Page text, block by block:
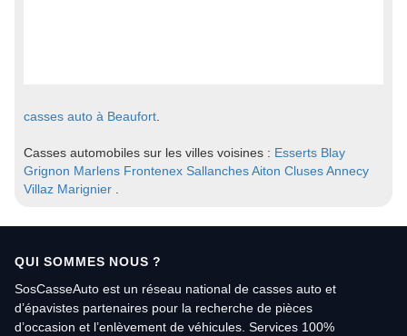
casses auto à Beaufort
Casses automobiles sur les villes voisines : Esserts Blay
Grignon Marlens Frontenex SallanchesAiton ClusesAnnecy
Villaz Marignier
QUI SOMMES NOUS ?
SosCasseAuto est un réseau national de casses auto et
d’épavistes partenaires pour la recherche de pièces
d’occasion et l’enlèvement de véhicules. Services 100%